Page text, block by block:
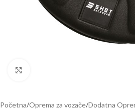
Početna/Oprema za vozače/Dodatna